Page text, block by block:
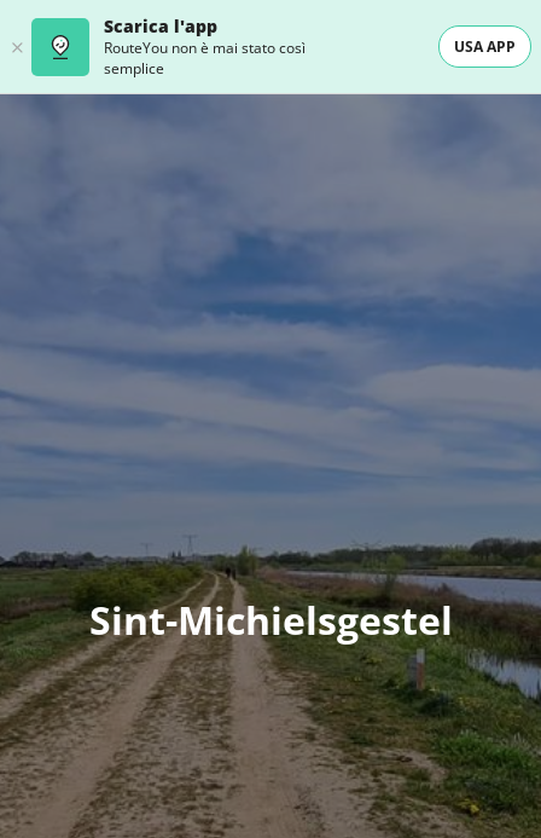
Scarica l'app
RouteYou non è mai stato così
semplice
USA APP
Sint-Michielsgestel